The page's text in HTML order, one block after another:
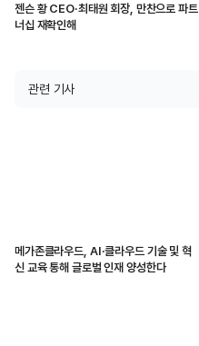
젠슨 황 CEO·최태원 회장, 만찬으로 파트
너십 재확인해
관련 기사
메가존클라우드, AI·클라우드 기술 및 혁
신 교육 통해 글로벌 인재 양성한다